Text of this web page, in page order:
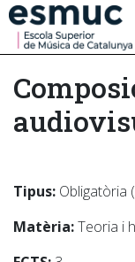
Estudis
Recerca
Serveis
Tipus: Obligatòria
Matèria:Teoria i